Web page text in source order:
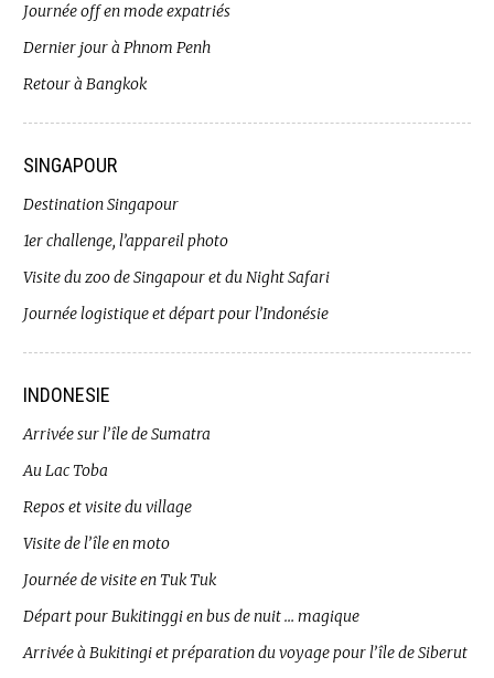
Journée off en mode expatriés
Dernier jour à Phnom Penh
Retour à Bangkok
SINGAPOUR
Destination Singapour
1er challenge, l’appareil photo
Visite du zoo de Singapour et du Night Safari
Journée logistique et départ pour l’Indonésie
INDONESIE
Arrivée sur l’île de Sumatra
Au Lac Toba
Repos et visite du village
Visite de l’île en moto
Journée de visite en Tuk Tuk
Départ pour Bukitinggi en bus de nuit … magique
Arrivée à Bukitingi et préparation du voyage pour l’île de Siberut